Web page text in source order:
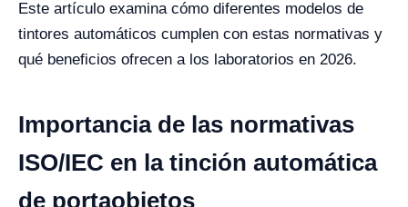
Este artículo examina cómo diferentes modelos de
tintores automáticos cumplen con estas normativas y
qué beneficios ofrecen a los laboratorios en 2026.
Importancia de las normativas
ISO/IEC en la tinción automática
de portaobjetos